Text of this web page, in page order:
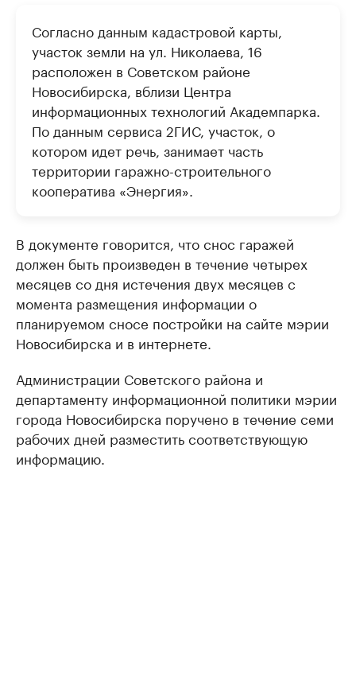
Согласно данным кадастровой карты,
участок земли на ул. Николаева, 16
расположен в Советском районе
Новосибирска, вблизи Центра
информационных технологий Академпарка.
По данным сервиса 2ГИС, участок, о
котором идет речь, занимает часть
территории гаражно-строительного
кооператива «Энергия».
В документе говорится, что снос гаражей
должен быть произведен в течение четырех
месяцев со дня истечения двух месяцев с
момента размещения информации о
планируемом сносе постройки на сайте мэрии
Новосибирска и в интернете.
Администрации Советского района и
департаменту информационной политики мэрии
города Новосибирска поручено в течение семи
рабочих дней разместить соответствующую
информацию.